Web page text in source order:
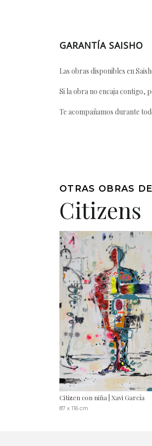
GARANTÍA SAISHO
Las obras disponibles en
Si la obra no encaja contigo,
Te acompañamos durante
OTRAS OBRAS
Citizens
Citizen con niña | Xavi García
87 x 116 cm